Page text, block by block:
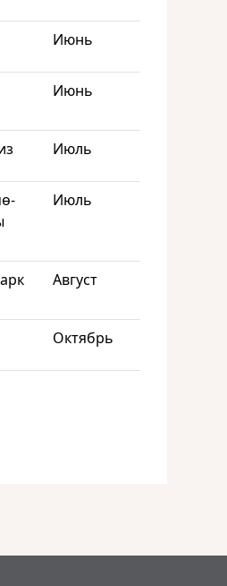
Июнь
Июнь
Июль
Июль
Август
Октябрь